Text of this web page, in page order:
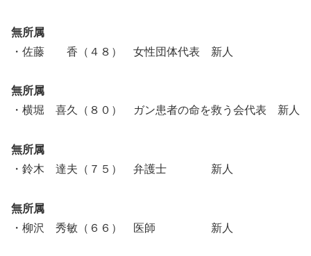
無所属
・佐藤 香（４８） 女性団体代表 新人
無所属
・横堀 喜久（８０） ガン患者の命を救う会代表 新人
無所属
・鈴木 達夫（７５） 弁護士 新人
無所属
・柳沢 秀敏（６６） 医師 新人